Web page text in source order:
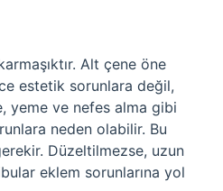
Alt çene öne
estetik sorunlara değil,
yeme ve nefes alma gibi
neden olabilir. Bu
Düzeltilmezse, uzun
eklem sorunlarına yol